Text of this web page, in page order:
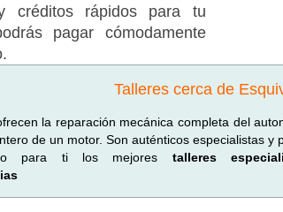
créditos rápidos para tu
pagar cómodamente
Talleres cerca de
la reparación mecánica completa del
de un motor. Son auténticos especialistas y
para ti los mejores talleres